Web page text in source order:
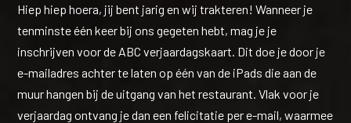
Hiep hiep hoera, jij bent jarig en wij trakteren! Wanneer je
tenminste één keer bij ons gegeten hebt, mag je je
inschrijven voor de ABC verjaardagskaart. Dit doe je door je
e-mailadres achter te laten op één van de iPads die aan de
muur hangen bij de uitgang van het restaurant. Vlak voor je
verjaardag ontvang je dan een felicitatie per e-mail, waarmee